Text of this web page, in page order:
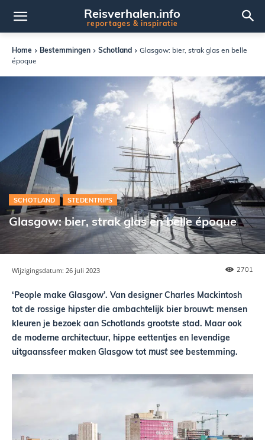
Reisverhalen.info
reportages & inspiratie
Home Bestemmingen Schotland
Glasgow: bier, strak glas en belle
époque
SCHOTLAND STEDENTRIPS
Glasgow: bier, strak glas en belle époque
Wijzigingsdatum: 26 juli 2023 2701
‘People make Glasgow’. Van designer Charles Mackintosh
tot de rossige hipster die ambachtelijk bier brouwt: mensen
kleuren je bezoek aan Schotlands grootste stad. Maar ook
de moderne architectuur, hippe eettentjes en levendige
uitgaanssfeer maken Glasgow tot must see bestemming.